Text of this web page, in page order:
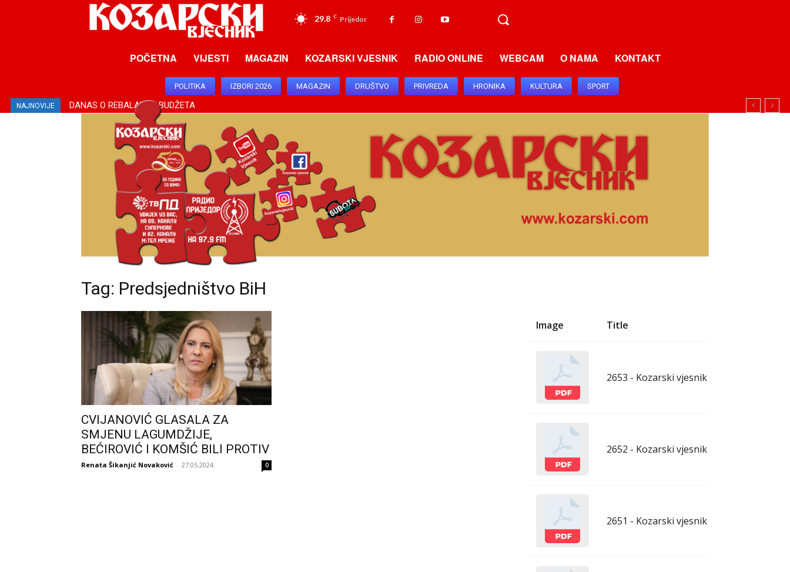
29.8 C Prijedor
POČETNA VIJESTI MAGAZIN KOZARSKI VJESNIK RADIO ONLINE WEBCAM O NAMA KONTAKT
POLITIKA IZBORI 2026 MAGAZIN DRUŠTVO PRIVREDA HRONIKA KULTURA SPORT
NAJNOVIJE DANAS O REBALANSU BUDŽETA
Tag: Predsjedništvo BiH
CVIJANOVIĆ GLASALA ZA
SMJENU LAGUMDŽIJE,
BEĆIROVIĆ I KOMŠIĆ BILI PROTIV
Renata Šikanjić Novaković - 27.05.2024. 0
Image Title
2653 - Kozarski vjesnik - 7.8.2026.
2652 - Kozarski vjesnik - 31.7.2026.
2651 - Kozarski vjesnik - 24.7.2026.